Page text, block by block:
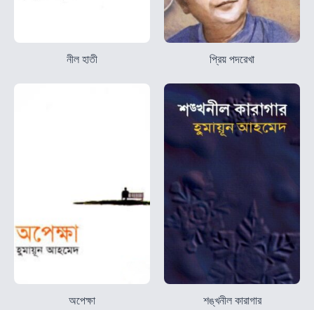
নীল হাতী প্রিয় পদরেখা
অপেক্ষা শঙ্খনীল কারাগার